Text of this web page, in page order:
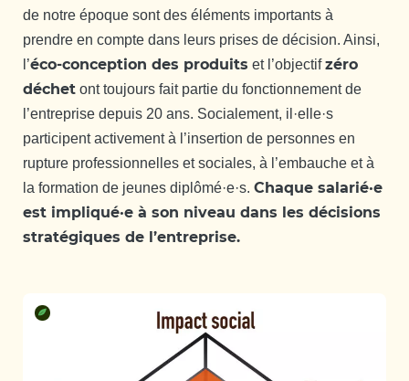
de notre époque sont des éléments importants à
prendre en compte dans leurs prises de décision. Ainsi,
l’éco-conception des produits et l’objectifzéro
déchet ont toujours fait partie du fonctionnement de
l’entreprise depuis 20 ans. Socialement, il·elle·s
participent activement à l’insertion de personnes en
rupture professionnelles et sociales, à l’embauche et à
la formation de jeunes diplômé·e·s. Chaque salarié·e
est impliqué·e à son niveau dans les décisions
stratégiques de l’entreprise.